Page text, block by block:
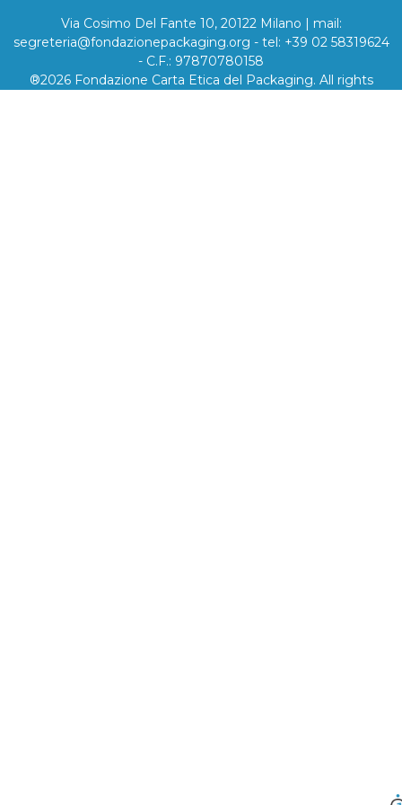
Via Cosimo Del Fante 10, 20122 Milano | mail:
segreteria@fondazionepackaging.org - tel: +39 02 58319624
- C.F.: 97870780158
®2026 Fondazione Carta Etica del Packaging. All rights